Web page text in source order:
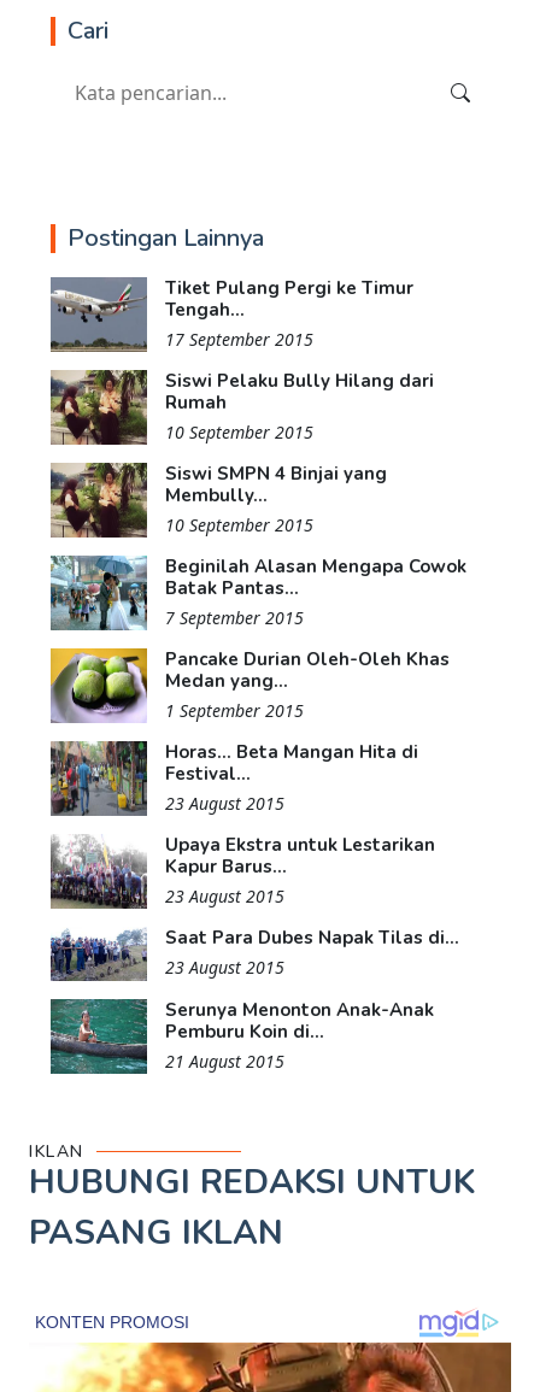
Cari
Postingan Lainnya
Tiket Pulang Pergi ke Timur
Tengah...
17 September 2015
Siswi Pelaku Bully Hilang dari
Rumah
10 September 2015
Siswi SMPN 4 Binjai yang
Membully...
10 September 2015
Beginilah Alasan Mengapa Cowok
Batak Pantas...
7 September 2015
Pancake Durian Oleh-Oleh Khas
Medan yang...
1 September 2015
Horas... Beta Mangan Hita di
Festival...
23 August 2015
Upaya Ekstra untuk Lestarikan
Kapur Barus...
23 August 2015
Saat Para Dubes Napak Tilas di...
23 August 2015
Serunya Menonton Anak-Anak
Pemburu Koin di...
21 August 2015
IKLAN
HUBUNGI REDAKSI UNTUK
PASANG IKLAN